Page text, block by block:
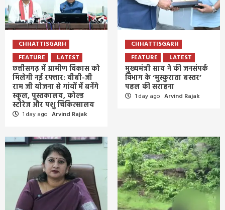
CHHATTISGARH
FEATURE
LATEST
छत्तीसगढ़ में ग्रामीण विकास को
मिलेगी नई रफ्तार: वीबी-जी
राम जी योजना से गांवों में बनेंगे
स्कूल, पुस्तकालय, कोल्ड
स्टोरेज और पशु चिकित्सालय
1 day ago Arvind Rajak
CHHATTISGARH
FEATURE
LATEST
मुख्यमंत्री साय ने की जनसंपर्क
विभाग के ‘मुस्कुराता बस्तर’
पहल की सराहना
1 day ago Arvind Rajak